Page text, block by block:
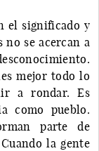
el significado y
no se acercan a
mejor todo lo
a rondar. Es
como pueblo.
parte de
la gente